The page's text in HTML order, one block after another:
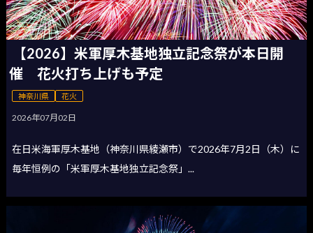
【2026】米軍厚木基地独立記念祭が本日開
催 花火打ち上げも予定
神奈川県 花火
2026年07月02日
在日米海軍厚木基地（神奈川県綾瀬市）で2026年7月2日（木）に
毎年恒例の「米軍厚木基地独立記念祭」...